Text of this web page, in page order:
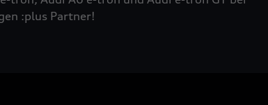
:plus Partner!